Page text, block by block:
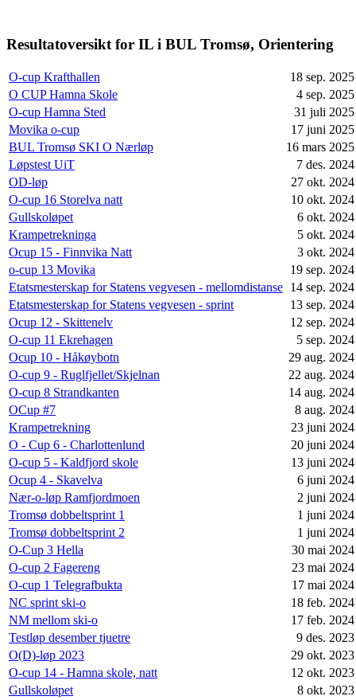
Resultatoversikt for IL i BUL Tromsø, Orientering
O-cup Krafthallen
18 sep. 2025
O CUP Hamna Skole
4 sep. 2025
O-cup Hamna Sted
31 juli 2025
Movika o-cup
17 juni 2025
BUL Tromsø SKI O Nærløp
16 mars 2025
Løpstest UiT
7 des. 2024
OD-løp
27 okt. 2024
O-cup 16 Storelva natt
10 okt. 2024
Gullskoløpet
6 okt. 2024
Krampetrekninga
5 okt. 2024
Ocup 15 - Finnvika Natt
3 okt. 2024
o-cup 13 Movika
19 sep. 2024
Etatsmesterskap for Statens vegvesen - mellomdistanse 14 sep. 2024
Etatsmesterskap for Statens vegvesen - sprint
13 sep. 2024
Ocup 12 - Skittenelv
12 sep. 2024
O-cup 11 Ekrehagen
5 sep. 2024
Ocup 10 - Håkøybotn
29 aug. 2024
O-cup 9 - Ruglfjellet/Skjelnan
22 aug. 2024
O-cup 8 Strandkanten
14 aug. 2024
OCup #7
8 aug. 2024
Krampetrekning
23 juni 2024
O - Cup 6 - Charlottenlund
20 juni 2024
O-cup 5 - Kaldfjord skole
13 juni 2024
Ocup 4 - Skavelva
6 juni 2024
Nær-o-løp Ramfjordmoen
2 juni 2024
Tromsø dobbeltsprint 1
1 juni 2024
Tromsø dobbeltsprint 2
1 juni 2024
O-Cup 3 Hella
30 mai 2024
O-cup 2 Fagereng
23 mai 2024
O-cup 1 Telegrafbukta
17 mai 2024
NC sprint ski-o
18 feb. 2024
NM mellom ski-o
17 feb. 2024
Testløp desember tjuetre
9 des. 2023
O(D)-løp 2023
29 okt. 2023
O-cup 14 - Hamna skole, natt
12 okt. 2023
Gullskoløpet
8 okt. 2023